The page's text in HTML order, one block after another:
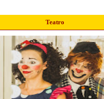
Teatro